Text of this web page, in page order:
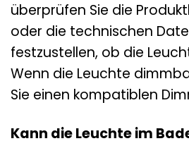
überprüfen Sie die
oder die technischen
festzustellen, ob die
Wenn die Leuchte
Sie einen kompatiblen
Kann die Leuchte im